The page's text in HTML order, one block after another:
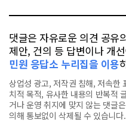
댓글은 자유로운 의견 공유
제안, 건의 등 답변이나 개
민원 응답소 누리집을 이용
상업성 광고, 저작권 침해, 저속한
치적 목적, 유사한 내용의 반복적
거나 운영 취지에 맞지 않는 댓글
의해 통보없이 삭제될 수 있습니다.